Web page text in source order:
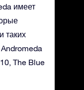
имеет
таких
The Blue